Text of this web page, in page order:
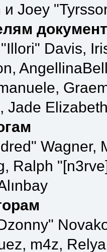
и Joey
Davis,
Jade
Wagner,
Ralph
m4z,